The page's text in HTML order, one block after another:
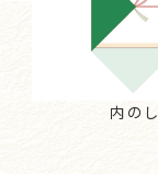
内のし